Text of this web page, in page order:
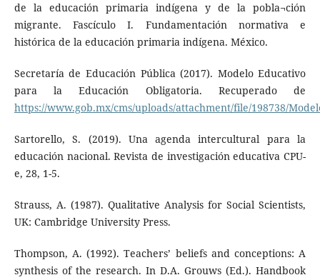
de la educación primaria indígena y de la pobla¬ción
migrante. Fascículo I. Fundamentación normativa e
histórica de la educación primaria indígena. México.
Secretaría de Educación Pública (2017). Modelo Educativo
para la Educación Obligatoria. Recuperado de
https://www.gob.mx/cms/uploads/attachment/file/198738/
Sartorello, S. (2019). Una agenda intercultural para la
educación nacional. Revista de investigación educativa CPU-
e, 28, 1-5.
Strauss, A. (1987). Qualitative Analysis for Social Scientists,
UK: Cambridge University Press.
Thompson, A. (1992). Teachers’ beliefs and conceptions: A
synthesis of the research. In D.A. Grouws (Ed.). Handbook